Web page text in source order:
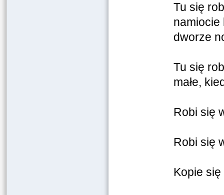
Tu się
namiocie
dworze
Tu się
małe,
Robi się
Robi się
Kopie się